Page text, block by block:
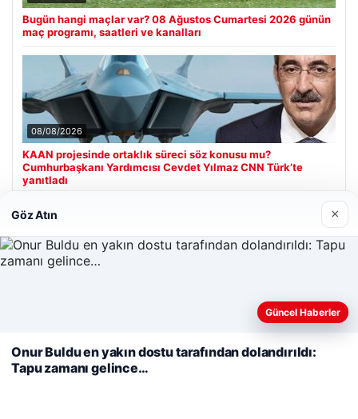
Bugün hangi maçlar var? 08 Ağustos Cumartesi 2026 günün
maç programı, saatleri ve kanalları
08/08/2026
KAAN projesinde ortaklık süreci söz konusu mu?
Cumhurbaşkanı Yardımcısı Cevdet Yılmaz CNN Türk’te
yanıtladı
Son Eklenen Firmalar
Web sitemizi nasıl kullandığınızı daha iyi anlayabilmek,
kullanıyoruz.
Çerez Politikamız
Reddet Kabul Et
Göz Atın ×
Güncel Haberler
Onur Buldu en yakın dostu tarafından dolandırıldı:
Tapu zamanı gelince…